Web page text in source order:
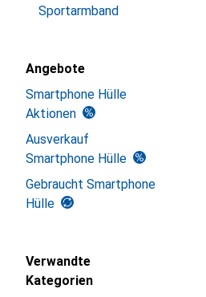
Sportarmband
Angebote
Smartphone Hülle
Aktionen
Ausverkauf
Smartphone Hülle
Gebraucht Smartphone
Hülle
Verwandte
Kategorien